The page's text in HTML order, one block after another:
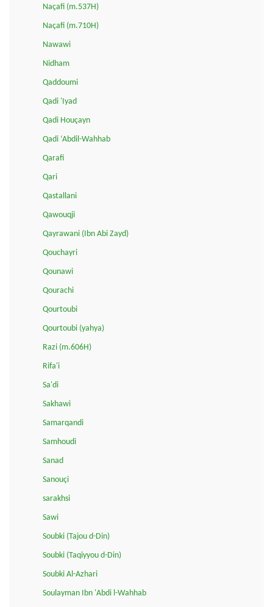
Naçafi (m.537H)
Naçafi (m.710H)
Nawawi
Nidham
Qaddoumi
Qadi 'Iyad
Qadi Houçayn
Qadi ‘Abdil-Wahhab
Qarafi
Qari
Qastallani
Qawouqji
Qayrawani (Ibn Abi Zayd)
Qouchayri
Qounawi
Qourachi
Qourtoubi
Qourtoubi (yahya)
Razi (m.606H)
Rifa'i
Sa'di
Sakhawi
Samarqandi
Samhoudi
Sanad
Sanouçi
sarakhsi
Sawi
Soubki (Tajou d-Din)
Soubki (Taqiyyou d-Din)
Soubki Al-Azhari
Soulayman Ibn 'Abdi l-Wahhab